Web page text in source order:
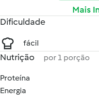
Mais
Dificuldade
fácil
Nutrição por 1 porção
Proteína
Energia